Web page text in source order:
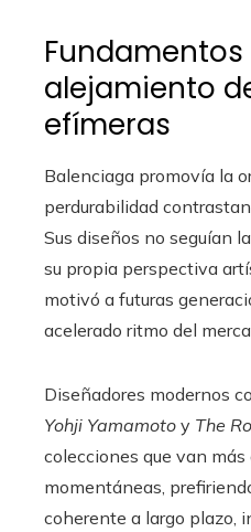
alejamiento
efímeras
Balenciaga promovía la
perdurabilidad
Sus diseños no seguían
su propia perspectiva
motivó a futuras
acelerado ritmo del
Diseñadores modernos
Yohji Yamamoto y The
colecciones que van más
momentáneas,
coherente a largo plazo,